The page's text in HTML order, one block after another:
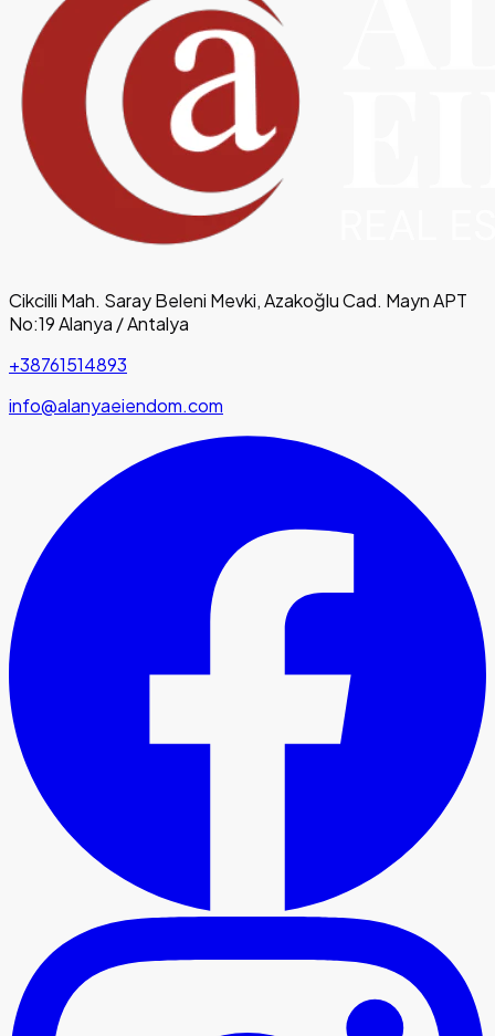
Cikcilli Mah. Saray Beleni Mevki, Azakoğlu Cad. Mayn APT
No:19 Alanya / Antalya
+38761514893
info@alanyaeiendom.com